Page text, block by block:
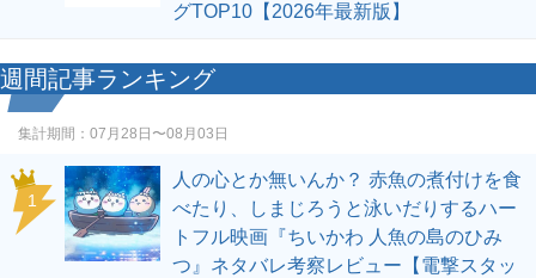
グTOP10【2026年最新版】
週間記事ランキング
集計期間： 07月28日〜08月03日
1
人の心とか無いんか？ 赤魚の煮付けを食
べたり、しまじろうと泳いだりするハー
トフル映画『ちいかわ 人魚の島のひみ
つ』ネタバレ考察レビュー【電撃スタッ